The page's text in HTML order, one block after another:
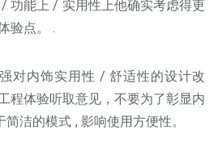
功能上 / 实用性上他确实考虑得更
验点。 .
对内饰实用性 / 舒适性的设计改
程体验听取意见，不要为了彰显内
洁的模式 , 影响使用方便性。